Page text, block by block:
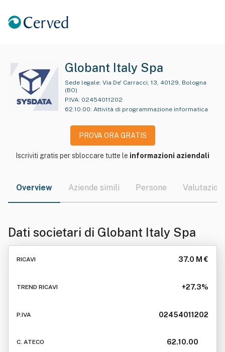
Globant Italy Spa
Sede legale:
(BO)
P.IVA: 02454011202
62.10.00: Attività di programmazione informatica
PROVA ORA GRATIS
Iscriviti gratis per sbloccare tutte le informazioni aziendali
Overview Aziende simili Persone Valutazioni
Dati societari di Globant Italy Spa
RICAVI 37.0 M €
TREND RICAVI +27.3%
P.IVA 02454011202
C. ATECO 62.10.00